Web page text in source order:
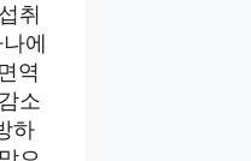
취
에
역
소
하